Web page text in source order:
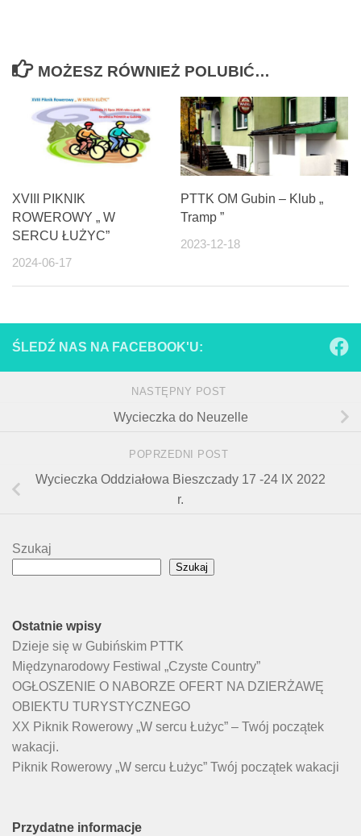
MOŻESZ RÓWNIEŻ POLUBIĆ…
XVIII PIKNIK
ROWEROWY „ W
SERCU ŁUŻYC”
2024-06-17
PTTK OM Gubin – Klub „
Tramp ”
2023-12-18
ŚLEDŹ NAS NA FACEBOOK'U:
NASTĘPNY POST
Wycieczka do Neuzelle
POPRZEDNI POST
Wycieczka Oddziałowa Bieszczady 17 -24 IX 2022
r.
Szukaj
Szukaj
Ostatnie wpisy
Dzieje się w Gubińskim PTTK
Międzynarodowy Festiwal „Czyste Country”
OGŁOSZENIE O NABORZE OFERT NA DZIERŻAWĘ
OBIEKTU TURYSTYCZNEGO
XX Piknik Rowerowy „W sercu Łużyc” – Twój początek
wakacji.
Piknik Rowerowy „W sercu Łużyc” Twój początek wakacji
Przydatne informacje